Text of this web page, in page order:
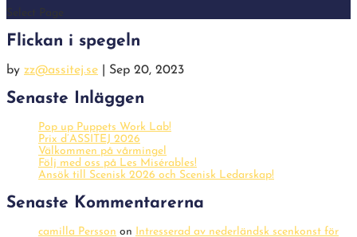
Select Page
Flickan i spegeln
by zz@assitej.se Sep 20, 2023
Senaste Inläggen
Pop up Puppets Work Lab!
Prix d’ASSITEJ 2026
Välkommen på vårmingel
Följ med oss på Les Misérables!
Ansök till Scenisk 2026 och Scenisk Ledarskap!
Senaste Kommentarerna
camilla Persson on
Intresserad av nederländsk scenkonst för